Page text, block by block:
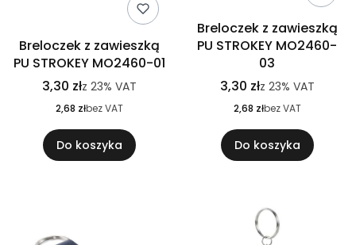
Breloczek z zawieszką
PU STROKEY MO2460-01
3,30 złz 23% VAT
2,68 złbez VAT
Do koszyka
Breloczek z zawieszką
PU STROKEY MO2460-
03
3,30 złz 23% VAT
2,68 złbez VAT
Do koszyka